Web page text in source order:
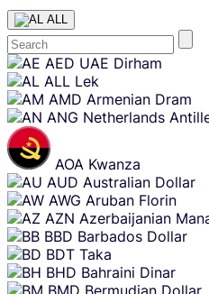
ALL
Skip
content
AED UAE Dirham
ALL Lek
AMD Armenian Dram
ANG Netherlands
AOA Kwanza
AUD Australian Dollar
AWG Aruban Florin
AZN Azerbaijanian
BBD Barbados Dollar
BDT Taka
BHD Bahraini Dinar
BMD Bermudian Dollar